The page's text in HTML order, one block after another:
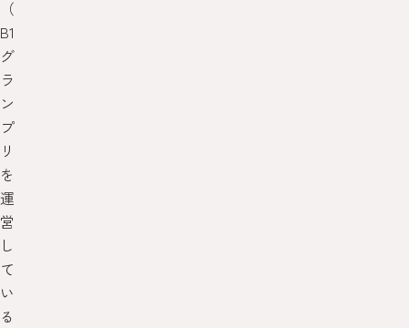
（
B1
グ
ラ
ン
プ
リ
を
運
営
し
て
い
る